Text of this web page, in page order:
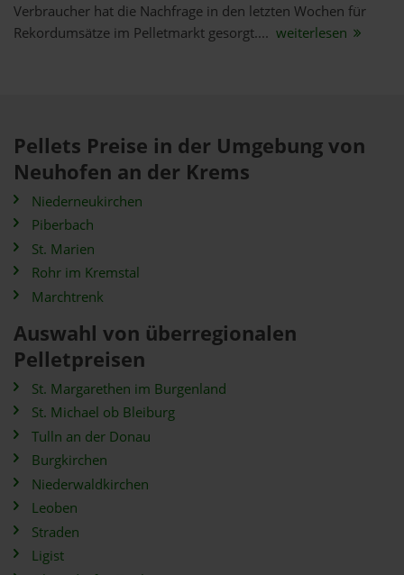
Verbraucher hat die Nachfrage in den letzten Wochen für
Rekordumsätze im Pelletmarkt gesorgt.... weiterlesen
Pellets Preise in der Umgebung von
Neuhofen an der Krems
Niederneukirchen
Piberbach
St. Marien
Rohr im Kremstal
Marchtrenk
Auswahl von überregionalen
Pelletpreisen
St. Margarethen im Burgenland
St. Michael ob Bleiburg
Tulln an der Donau
Burgkirchen
Niederwaldkirchen
Leoben
Straden
Ligist